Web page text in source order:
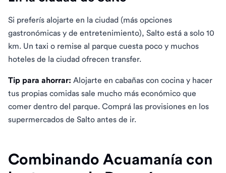
Si preferís alojarte en la ciudad (más opciones
gastronómicas y de entretenimiento), Salto está a solo 10
km. Un taxi o remise al parque cuesta poco y muchos
hoteles de la ciudad ofrecen transfer.
Tip para ahorrar: Alojarte en cabañas con cocina y hacer
tus propias comidas sale mucho más económico que
comer dentro del parque. Comprá las provisiones en los
supermercados de Salto antes de ir.
Combinando Acuamanía con